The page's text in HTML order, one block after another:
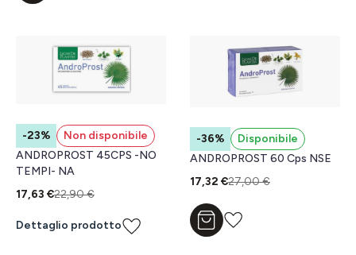
-23%
Non disponibile
ANDROPROST 45CPS -NO
TEMPI- NA
17,63 €22,90 €
Dettaglio prodotto
-36%
Disponibile
ANDROPROST 60 Cps NSE
17,32 €27,00 €
Aggiungi al carrello